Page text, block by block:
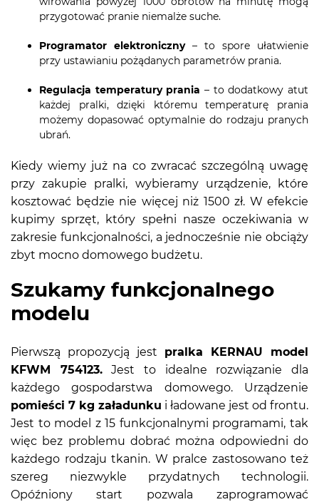
przygotować pranie niemalże suche.
Programator elektroniczny– to spore ułatwienie
przy ustawianiu pożądanych parametrów prania.
Regulacja temperatury prania – to dodatkowy atut
każdej pralki, dzięki któremu temperaturę prania
możemy dopasować optymalnie do rodzaju pranych
ubrań.
Kiedy wiemy już na co zwracać szczególną uwagę
przy zakupie pralki, wybieramy urządzenie, które
kosztować będzie nie więcej niż 1500 zł. W efekcie
kupimy sprzęt, który spełni nasze oczekiwania w
zakresie funkcjonalności, a jednocześnie nie obciąży
zbyt mocno domowego budżetu.
Szukamy funkcjonalnego
modelu
Pierwszą propozycją jest pralka KERNAU model
KFWM 754123.Jest to idealne rozwiązanie dla
każdego gospodarstwa domowego. Urządzenie
pomieści 7 kg załadunku i ładowane jest od frontu.
Jest to model z 15 funkcjonalnymi programami, tak
więc bez problemu dobrać można odpowiedni do
każdego rodzaju tkanin. W pralce zastosowano też
szereg niezwykle przydatnych technologii.
Opóźniony start pozwala zaprogramować